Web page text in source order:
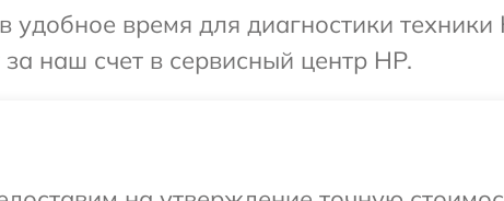
время для диагностики техники
наш счет в сервисный центр HP.